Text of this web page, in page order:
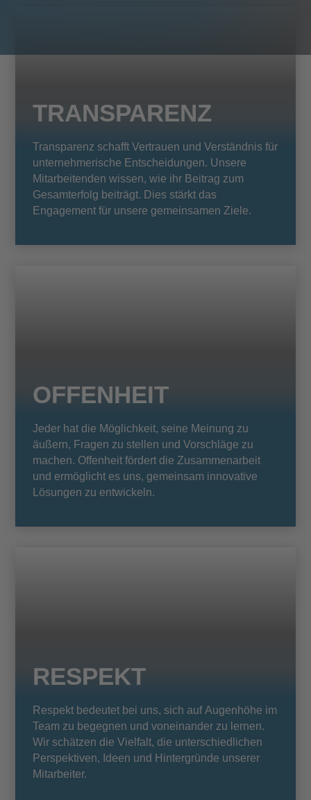
TRANSPARENZ
Transparenz schafft Vertrauen und Verständnis für
unternehmerische Entscheidungen. Unsere
Mitarbeitenden wissen, wie ihr Beitrag zum
Gesamterfolg beiträgt. Dies stärkt das
Engagement für unsere gemeinsamen Ziele.
OFFENHEIT
Jeder hat die Möglichkeit, seine Meinung zu
äußern, Fragen zu stellen und Vorschläge zu
machen. Offenheit fördert die Zusammenarbeit
und ermöglicht es uns, gemeinsam innovative
Lösungen zu entwickeln.
RESPEKT
Respekt bedeutet bei uns, sich auf Augenhöhe im
Team zu begegnen und voneinander zu lernen.
Wir schätzen die Vielfalt, die unterschiedlichen
Perspektiven, Ideen und Hintergründe unserer
Mitarbeiter.